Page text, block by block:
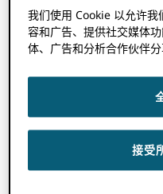
此内容已发布三
可能不准确。
ORCID 今年经历了
Rob Peters 离开我
Rob 在我们启动阶
他，他不妥协的风
我们使用 Cookie 以允许
容和广告、提供社交媒体
体、广告和分析合作伙伴
接受